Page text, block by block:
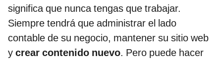
significa que nunca tengas que trabajar.
Siempre tendrá que administrar el lado
contable de su negocio, mantener su sitio web
y crear contenido nuevo. Pero puede hacer